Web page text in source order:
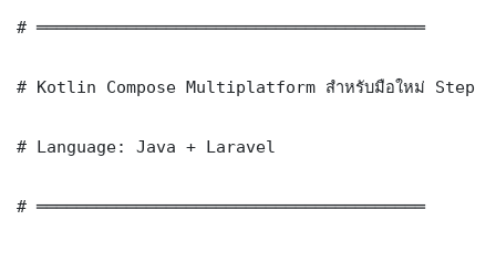
# ═══════════════════════════════════════
# Kotlin Compose Multiplatform สำหรับมือใหม่ Step
# Language: Java + Laravel
# ═══════════════════════════════════════